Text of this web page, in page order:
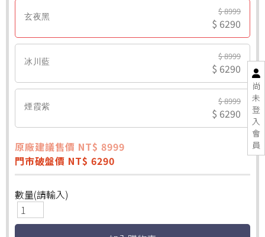
尚
未
登
入
會
員
玄夜黑 $ 8999
$ 6290
冰川藍 $ 8999
$ 6290
煙霞紫 $ 8999
$ 6290
原廠建議售價 NT$ 8999
門市破盤價 NT$ 6290
數量(請輸入)